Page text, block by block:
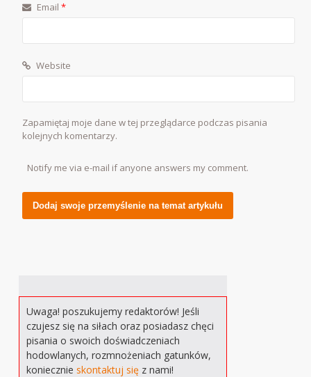
Email*
Website
Zapamiętaj moje dane w tej przeglądarce podczas pisania
kolejnych komentarzy.
Notify me via e-mail if anyone answers my comment.
Uwaga! poszukujemy redaktorów! Jeśli
czujesz się na siłach oraz posiadasz chęci
pisania o swoich doświadczeniach
hodowlanych, rozmnożeniach gatunków,
koniecznieskontaktuj się z nami!